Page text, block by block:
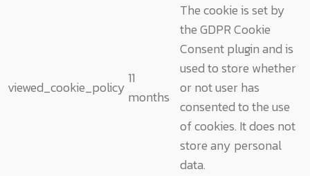
viewed_cookie_policy
11
months
The cookie is set by
the GDPR Cookie
Consent plugin and is
used to store whether
or not user has
consented to the use
of cookies. It does not
store any personal
data.